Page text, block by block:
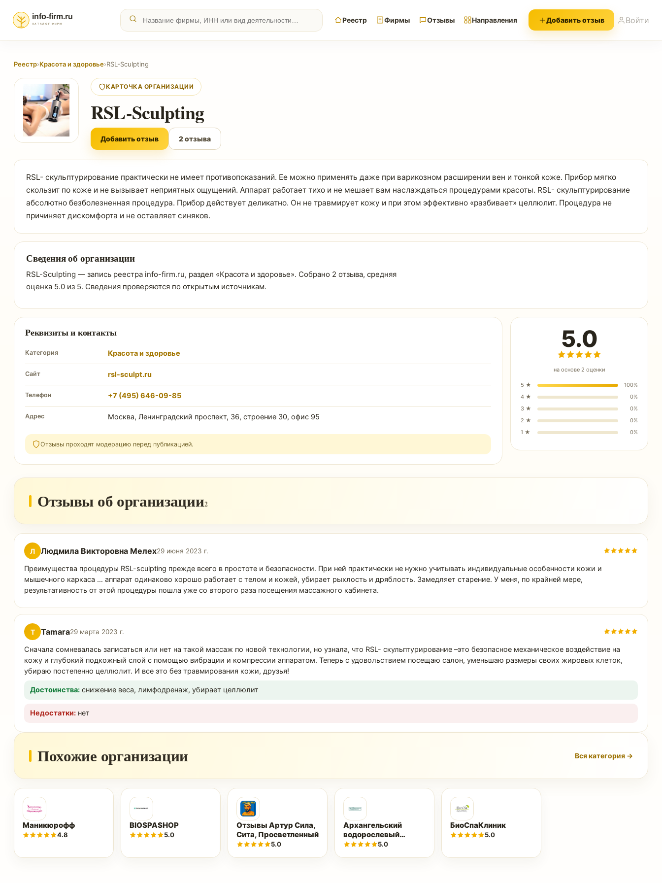
Реестр Фирмы Отзывы Направления Добавить отзыв Войти
Реестр›Красота и здоровье›RSL-Sculpting
КАРТОЧКА ОРГАНИЗАЦИИ
RSL-Sculpting
Добавить отзыв 2 отзыва
RSL- скульптурирование практически не имеет противопоказаний. Ее можно применять даже при варикозном расширении вен и тонкой коже. Прибор мягко
скользит по коже и не вызывает неприятных ощущений. Аппарат работает тихо и не мешает вам наслаждаться процедурами красоты. RSL- скульптурирование
абсолютно безболезненная процедура. Прибор действует деликатно. Он не травмирует кожу и при этом эффективно «разбивает» целлюлит. Процедура не
причиняет дискомфорта и не оставляет синяков.
Сведения об организации
RSL-Sculpting — запись реестра info-firm.ru, раздел «Красота и здоровье». Собрано 2 отзыва, средняя
оценка 5.0 из 5. Сведения проверяются по открытым источникам.
Реквизиты и контакты
Категория Красота и здоровье
Сайт rsl-sculpt.ru
Телефон +7 (495) 646-09-85
Адрес Москва, Ленинградский проспект, 36, строение 30, офис 95
Отзывы проходят модерацию перед публикацией.
5.0
на основе 2 оценки
5 ★ 100%
4 ★ 0%
3 ★ 0%
2 ★ 0%
1 ★ 0%
Отзывы об организации2
Л Людмила Викторовна Мелех29 июня 2023 г.
Преимущества процедуры RSL-sculpting прежде всего в простоте и безопасности. При ней практически не нужно учитывать индивидуальные особенности кожи и
мышечного каркаса … аппарат одинаково хорошо работает с телом и кожей, убирает рыхлость и дряблость. Замедляет старение. У меня, по крайней мере,
результативность от этой процедуры пошла уже со второго раза посещения массажного кабинета.
T Tamara29 марта 2023 г.
Сначала сомневалась записаться или нет на такой массаж по новой технологии, но узнала, что RSL- скульптурирование –это безопасное механическое воздействие на
кожу и глубокий подкожный слой с помощью вибрации и компрессии аппаратом. Теперь с удовольствием посещаю салон, уменьшаю размеры своих жировых клеток,
убираю постепенно целлюлит. И все это без травмирования кожи, друзья!
Достоинства: снижение веса, лимфодренаж, убирает целлюлит
Недостатки: нет
Похожие организации Вся категория →
Маникюрофф
4.8
BIOSPASHOP
5.0
Отзывы Артур Сила,
Сита, Просветленный
5.0
Архангельский
водорослевый
комбинат 1918
5.0
БиоСпаКлиник
5.0